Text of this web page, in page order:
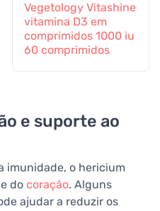
Vegetology Vitashine
vitamina D3 em
comprimidos 1000 iu
60 comprimidos
e suporte ao
imunidade, o hericium
do coração. Alguns
ajudar a reduzir os